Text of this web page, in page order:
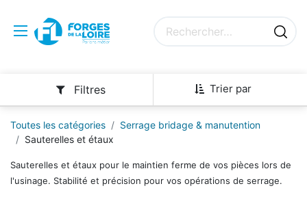
Trier par
Filtres
Toutes les catégories
Serrage bridage & manutention
Sauterelles et étaux
Sauterelles et étaux pour le maintien ferme de vos pièces lors de
l'usinage. Stabilité et précision pour vos opérations de serrage.